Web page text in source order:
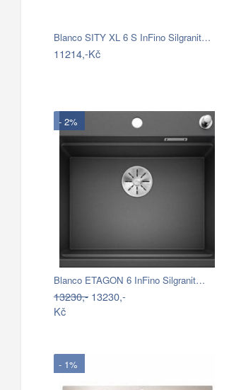
Blanco SITY XL 6 S InFino Silgranit…
11214,-Kč
- 2%
Blanco ETAGON 6 InFino Silgranit…
13230,- 13230,-
Kč
- 1%